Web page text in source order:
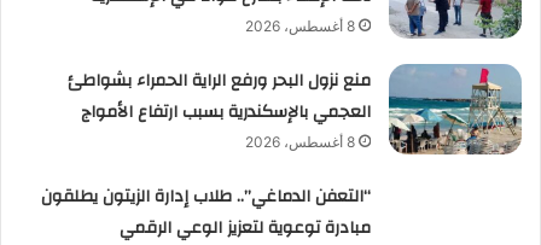
8 أغسطس، 2026
منع نزول البحر ورفع الراية الحمراء بشواطئ
العجمي بالإسكندرية بسبب ارتفاع الأمواج
8 أغسطس، 2026
“التعفن الدماغي”.. طلاب إدارة الزيتون يطلقون
مبادرة توعوية لتعزيز الوعي الرقمي